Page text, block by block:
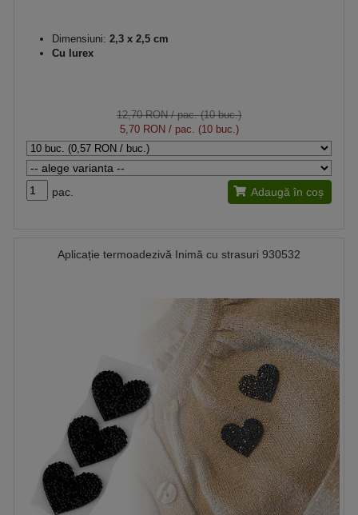
Dimensiuni: 2,3 x 2,5 cm
Cu lurex
12,70 RON/ pac. (10 buc.)
5,70 RON/ pac. (10 buc.)
pac. Adaugă în coș
Aplicație termoadezivă Inimă cu strasuri 930532